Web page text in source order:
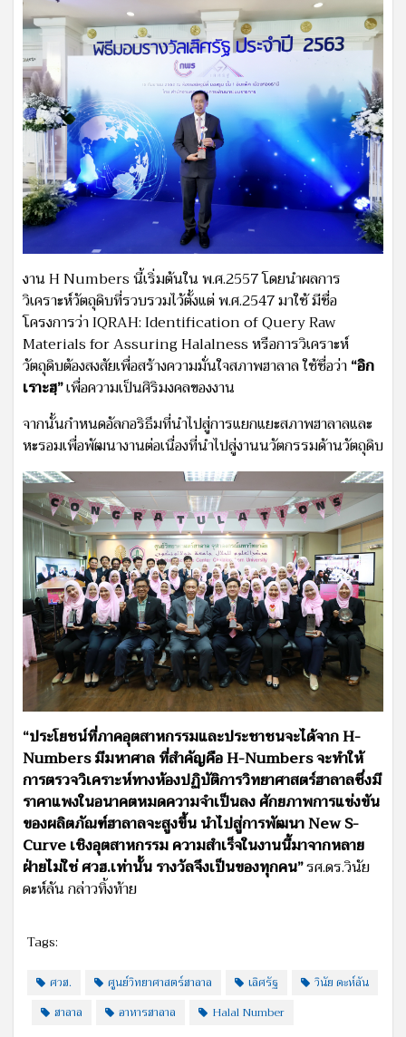
งาน H Numbers นี้เริ่มต้นใน พ.ศ.2557 โดยนำผลการ
วิเคราะห์วัตถุดิบที่รวบรวมไว้ตั้งแต่ พ.ศ.2547 มาใช้ มีชื่อ
โครงการว่า IQRAH: Identification of Query Raw
Materials for Assuring Halalness หรือการวิเคราะห์
วัตถุดิบต้องสงสัยเพื่อสร้างความมั่นใจสภาพฮาลาล ใช้ชื่อว่า“อิก
เราะฮฺ”เพื่อความเป็นศิริมงคลของงาน
จากนั้นกำหนดอัลกอริธึมที่นำไปสู่การแยกแยะสภาพฮาลาลและ
หะรอมเพื่อพัฒนางานต่อเนื่องที่นำไปสู่งานนวัตกรรมด้านวัตถุดิบ
“ประโยชน์ที่ภาคอุตสาหกรรมและประชาชนจะได้จาก H-
Numbers มีมหาศาล ที่สำคัญคือ H-Numbers จะทำให้
การตรวจวิเคราะห์ทางห้องปฏิบัติการวิทยาศาสตร์ฮาลาลซึ่งมี
ราคาแพงในอนาคตหมดความจำเป็นลง ศักยภาพการแข่งขัน
ของผลิตภัณฑ์ฮาลาลจะสูงขึ้น นำไปสู่การพัฒนา New S-
Curve เชิงอุตสาหกรรม ความสำเร็จในงานนี้มาจากหลาย
ฝ่ายไม่ใช่ ศวฮ.เท่านั้น รางวัลจึงเป็นของทุกคน”รศ.ดร.วินัย
ดะห์ลัน กล่าวทิ้งท้าย
Tags:
ศวฮ. ศูนย์วิทยาศาสตร์ฮาลาล เลิศรัฐ
วินัย ดะห์ลัน
ฮาลาล
อาหารฮาลาล Halal Number